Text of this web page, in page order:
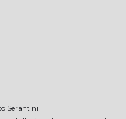
Serantini